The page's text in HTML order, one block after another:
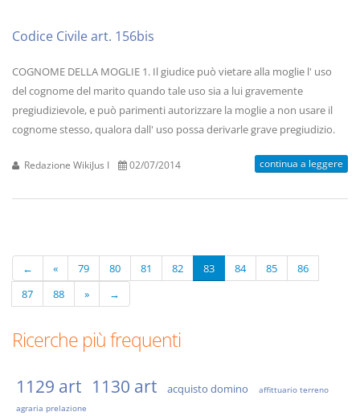
Codice Civile art. 156bis
COGNOME DELLA MOGLIE 1. Il giudice può vietare alla moglie l' uso
del cognome del marito quando tale uso sia a lui gravemente
pregiudizievole, e può parimenti autorizzare la moglie a non usare il
cognome stesso, qualora dall' uso possa derivarle grave pregiudizio.
Redazione WikiJus I 02/07/2014 continua a leggere
← « 79 80 81 82 83 84 85
86
87
88 » →
Ricerche più frequenti
1129 art 1130 art acquisto domino
affittuario terreno
agraria prelazione